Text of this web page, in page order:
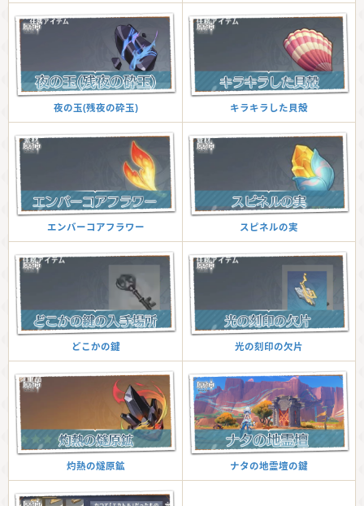
夜の玉(残夜の砕玉) キラキラした貝殻
エンバーコアフラワー スピネルの実
どこかの鍵 光の刻印の欠片
灼熱の燧原鉱 ナタの地霊壇の鍵